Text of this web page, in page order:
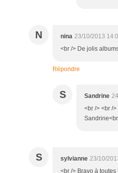
N nina 23/10/2013
<br /> De jolis
Répondre
S Sandrine
<br /> <br /
S sylvianne 23/10/
<br /> Bravo à